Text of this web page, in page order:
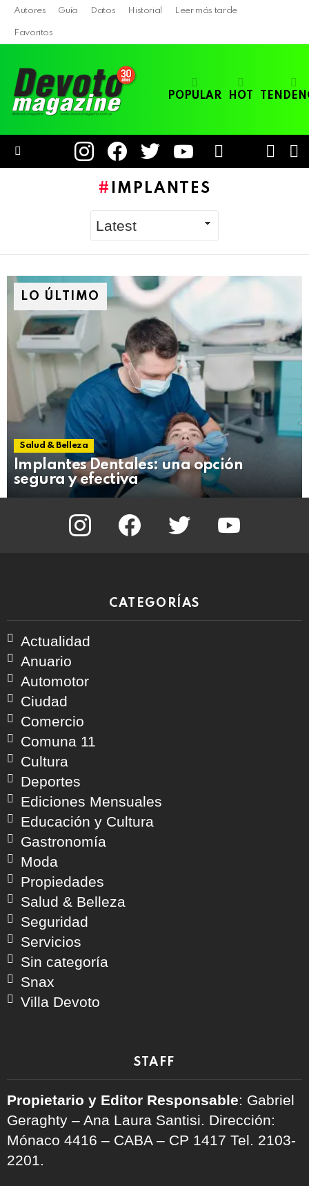
Autores Guía Datos Historial Leer más tarde
Favoritos
POPULAR HOT
instagramfacebooktwitter youtube
SKIN
IMPLANTES
LO ÚLTIMO
Salud & Belleza
Implantes Dentales: una opción
segura y efectiva
instagram facebook twitter youtube
CATEGORÍAS
Actualidad
Anuario
Automotor
Ciudad
Comercio
Comuna 11
Cultura
Deportes
Ediciones Mensuales
Educación y Cultura
Gastronomía
Moda
Propiedades
Salud & Belleza
Seguridad
Servicios
Sin categoría
Snax
Villa Devoto
STAFF
Propietario y Editor Responsable: Gabriel
Geraghty – Ana Laura Santisi. Dirección:
Mónaco 4416 – CABA – CP 1417 Tel. 2103-
2201.